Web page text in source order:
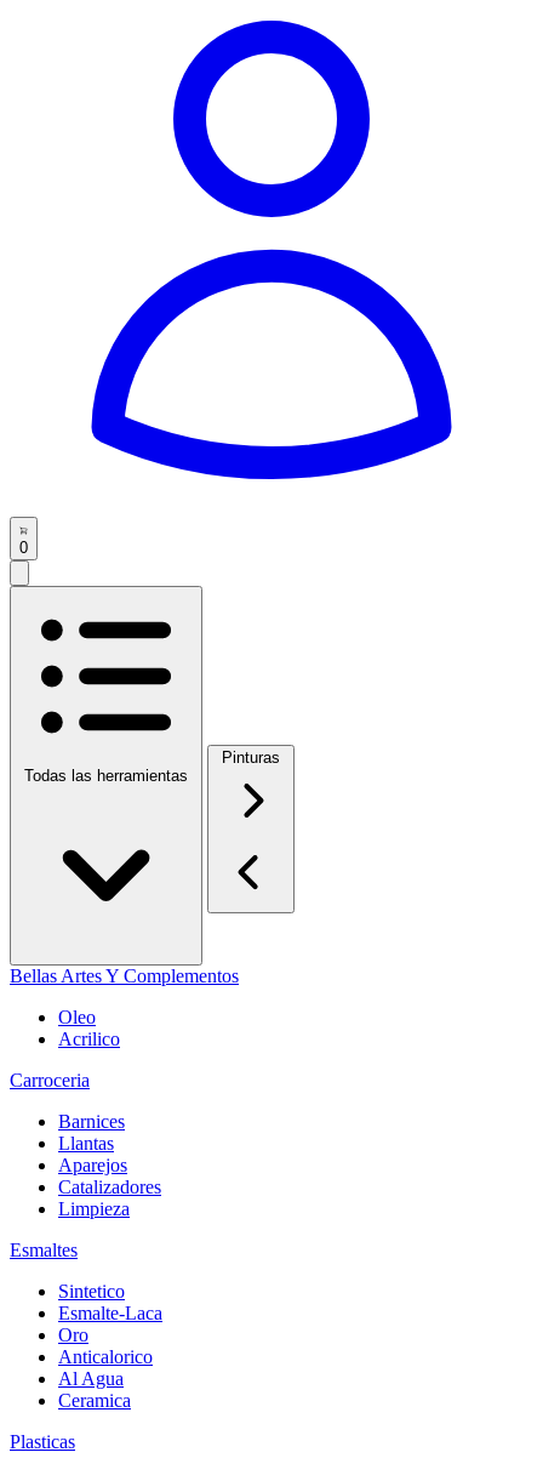
0
Todas las herramientas
Pinturas
Bellas Artes Y Complementos
Oleo
Acrilico
Carroceria
Barnices
Llantas
Aparejos
Catalizadores
Limpieza
Esmaltes
Sintetico
Esmalte-Laca
Oro
Anticalorico
Al Agua
Ceramica
Plasticas